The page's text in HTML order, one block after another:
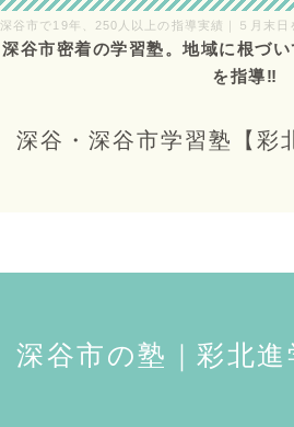
深谷市で19年、250人以上の指導実績｜５月末日
深谷市密着の学習塾。地域に根づ
を指導‼
深谷・深谷市学習塾【彩
深谷市の塾｜彩北進